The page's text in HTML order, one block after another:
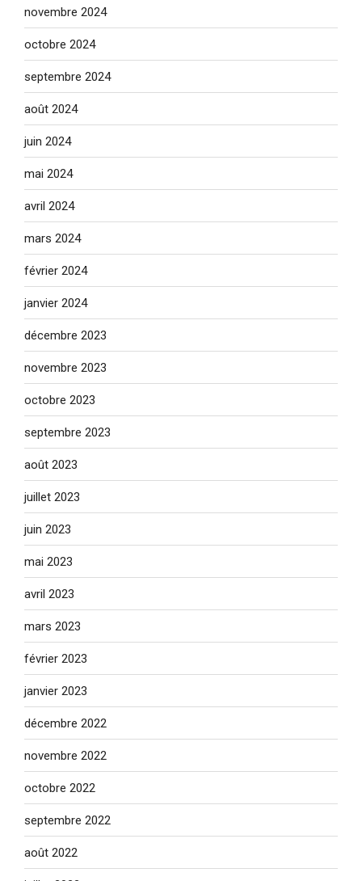
novembre 2024
octobre 2024
septembre 2024
août 2024
juin 2024
mai 2024
avril 2024
mars 2024
février 2024
janvier 2024
décembre 2023
novembre 2023
octobre 2023
septembre 2023
août 2023
juillet 2023
juin 2023
mai 2023
avril 2023
mars 2023
février 2023
janvier 2023
décembre 2022
novembre 2022
octobre 2022
septembre 2022
août 2022